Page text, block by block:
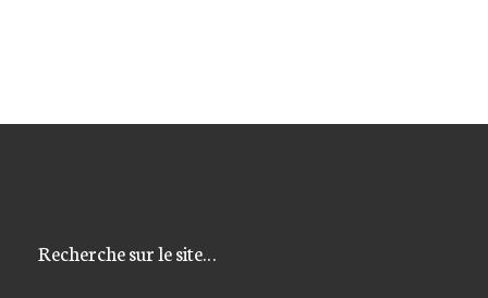
Recherche sur le site…